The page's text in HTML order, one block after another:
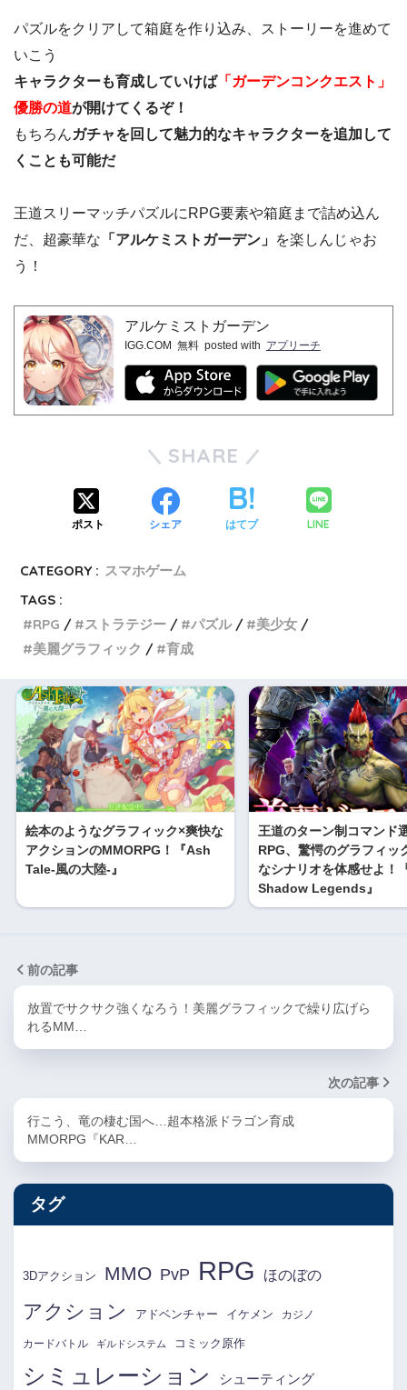
パズルをクリアして箱庭を作り込み、ストーリーを進めて
いこう
キャラクターも育成していけば「ガーデンコンクエスト」
優勝の道が開けてくるぞ！
もちろんガチャを回して魅力的なキャラクターを追加して
くことも可能だ
王道スリーマッチパズルにRPG要素や箱庭まで詰め込ん
だ、超豪華な 「アルケミストガーデン」 を楽しんじゃお
う！
アルケミストガーデン
IGG.COM 無料 posted with アプリーチ
SHARE
ポスト シェア はてブ LINE
CATEGORY : スマホゲーム
TAGS :
RPG
ストラテジー パズル
美少女
美麗グラフィック
育成
絵本のようなグラフィック×爽快な
アクションのMMORPG！『Ash
Tale-風の大陸-』
王道のターン制コマンド
RPG、驚愕のグラフィッ
なシナリオを体感せよ！
Shadow Legends』
前の記事
放置でサクサク強くなろう！美麗グラフィックで繰り広げら
れるMM…
次の記事
行こう、竜の棲む国へ…超本格派ドラゴン育成
MMORPG『KAR…
タグ
3Dアクション MMO PvP RPG ほのぼの
アクション アドベンチャー イケメン カジノ
カードバトル ギルドシステム コミック原作
シミュレーション シューティング